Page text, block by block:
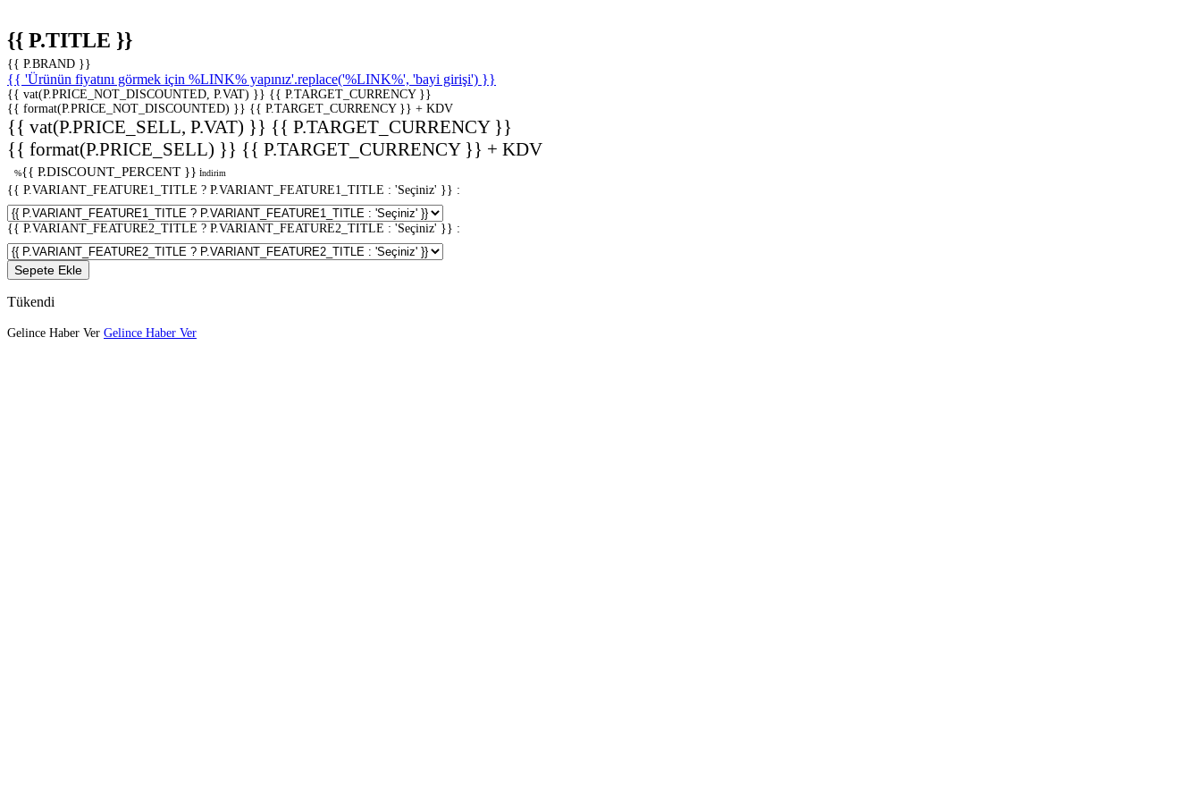
{{ P.TITLE }}
{{ P.BRAND }}
{{ 'Ürünün fiyatını görmek için %LINK% yapınız'.replace('%LINK%', 'bayi girişi') }}
{{ vat(P.PRICE_NOT_DISCOUNTED, P.VAT) }} {{ P.TARGET_CURRENCY }}
{{ format(P.PRICE_NOT_DISCOUNTED) }} {{ P.TARGET_CURRENCY }} + KDV
{{ vat(P.PRICE_SELL, P.VAT) }} {{ P.TARGET_CURRENCY }}
{{ format(P.PRICE_SELL) }} {{ P.TARGET_CURRENCY }} + KDV
%{{ P.DISCOUNT_PERCENT }} İndirim
{{ P.VARIANT_FEATURE1_TITLE ? P.VARIANT_FEATURE1_TITLE : 'Seçiniz' }} :
{{ P.VARIANT_FEATURE2_TITLE ? P.VARIANT_FEATURE2_TITLE : 'Seçiniz' }} :
Sepete Ekle
Tükendi
Gelince Haber Ver Gelince Haber Ver